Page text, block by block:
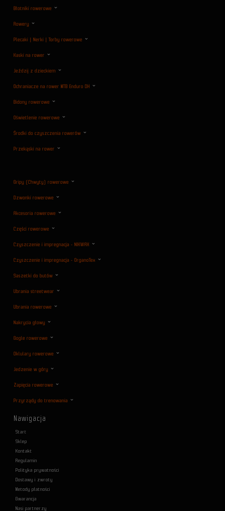
Błotniki rowerowe
Rowery
Plecaki | Nerki | Torby rowerowe
Kaski na rower
Jeździj z dzieckiem
Ochraniacze na rower MTB Enduro DH
Bidony rowerowe
Oświetlenie rowerowe
Środki do czyszczenia rowerów
Przekąski na rower
Gripy (Chwyty) rowerowe
Dzwonki rowerowe
Akcesoria rowerowe
Części rowerowe
Czyszczenie i impregnacja - NIKWAX
Czyszczenie i impregnacja - OrganoTex
Saszetki do butów
Ubrania streetwear
Ubrania rowerowe
Nakrycia głowy
Gogle rowerowe
Oklulary rowerowe
Jedzenie w góry
Zapięcia rowerowe
Przyrządy do trenowania
Nawigacja
Start
Sklep
Kontakt
Regulamin
Polityka prywatności
Dostawy i zwroty
Metody płatności
Gwarancja
Nasi partnerzy